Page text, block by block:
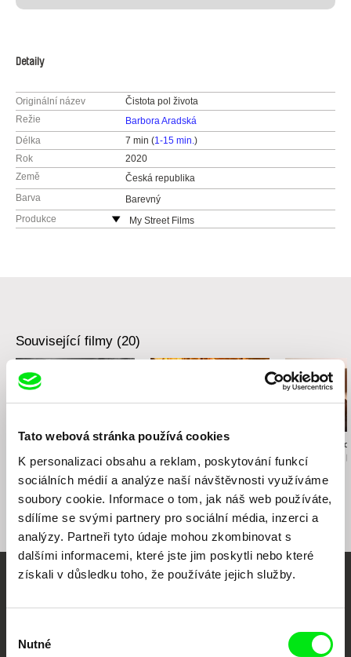
Tato webová stránka používá cookies
K personalizaci obsahu a reklam, poskytování funkcí
sociálních médií a analýze naší návštěvnosti využíváme
soubory cookie. Informace o tom, jak náš web používáte,
sdílíme se svými partnery pro sociální média, inzerci a
analýzy. Partneři tyto údaje mohou zkombinovat s
dalšími informacemi, které jste jim poskytli nebo které
získali v důsledku toho, že používáte jejich služby.
souhlasu
Nutné
Detaily
Originální název
Čistota pol života
Režie
Barbora Aradská
Délka
7 min (1-15 min.)
Rok
2020
Země
Česká republika
Barva
Barevný
Produkce
My Street Films
Související filmy (20)
Ukradl jsi mé srdce Houska s máslem
Karolína
Mezi vším a